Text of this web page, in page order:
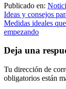
Publicado en:
Navegación
de
Ideas y consejos
Medidas ideales
empezando
Deja una
Tu dirección de
obligatorios están